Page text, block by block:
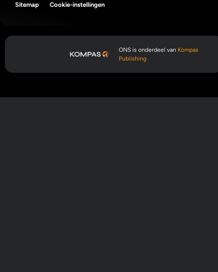
Sitemap Cookie-instellingen
ONS is onderdeel van Kompas
Publishing